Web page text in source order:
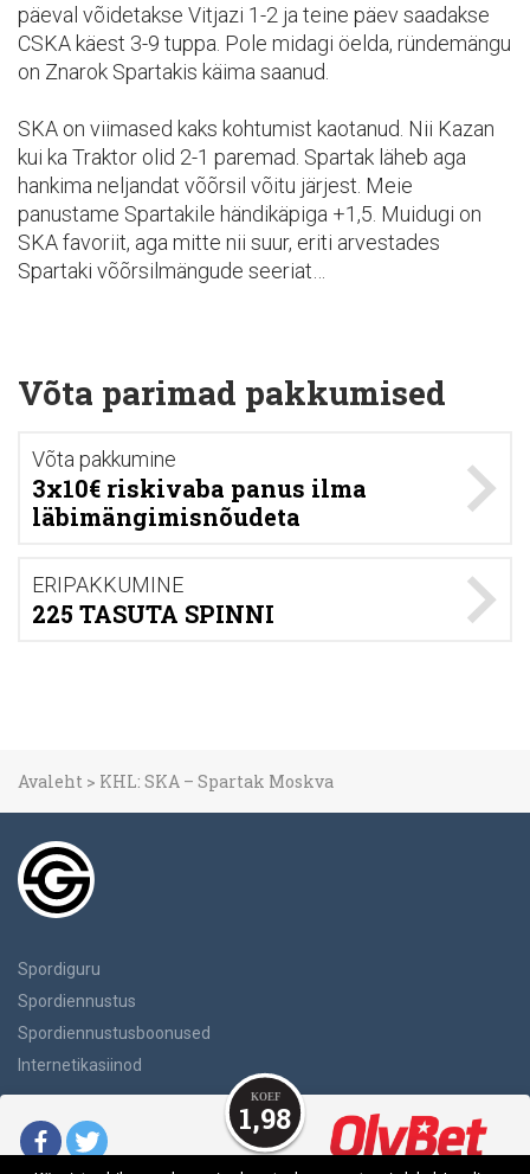
päeval võidetakse Vitjazi 1-2 ja teine päev saadakse
CSKA käest 3-9 tuppa. Pole midagi öelda, ründemängu
on Znarok Spartakis käima saanud.
SKA on viimased kaks kohtumist kaotanud. Nii Kazan
kui ka Traktor olid 2-1 paremad. Spartak läheb aga
hankima neljandat võõrsil võitu järjest. Meie
panustame Spartakile händikäpiga +1,5. Muidugi on
SKA favoriit, aga mitte nii suur, eriti arvestades
Spartaki võõrsilmängude seeriat…
1,98
Võta parimad pakkumised
Võta pakkumine
3x10€ riskivaba panus ilma
läbimängimisnõudeta
ERIPAKKUMINE
225 TASUTA SPINNI
Avaleht > KHL: SKA – Spartak Moskva
Spordiguru
Spordiennustus
Spordiennustusboonused
Internetikasiinod
Ärge Unustage Mängida Vastutustundlikult.